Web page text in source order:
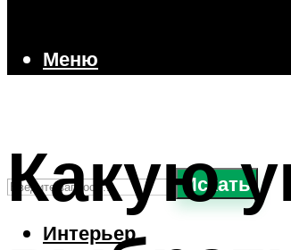
Поиск
Искать
Интерьер
Меню
Какую